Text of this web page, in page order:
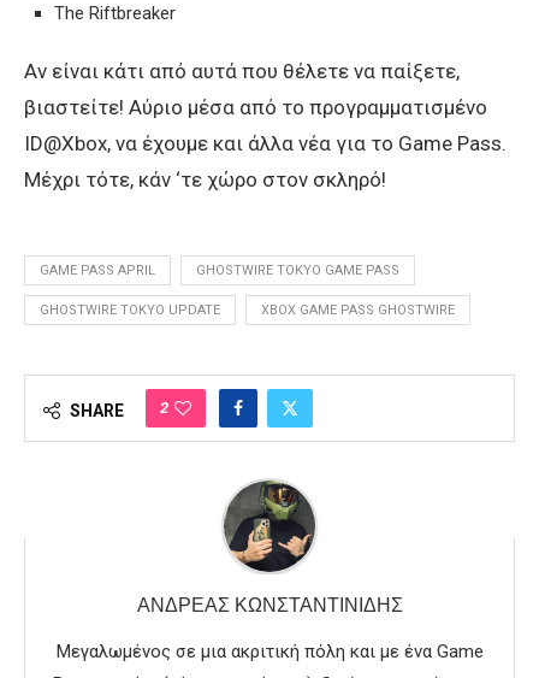
The Riftbreaker
Αν είναι κάτι από αυτά που θέλετε να παίξετε,
βιαστείτε! Αύριο μέσα από το προγραμματισμένο
ID@Xbox, να έχουμε και άλλα νέα για το Game Pass.
Μέχρι τότε, κάν ‘τε χώρο στον σκληρό!
GAME PASS APRIL GHOSTWIRE TOKYO GAME PASS
GHOSTWIRE TOKYO UPDATE XBOX GAME PASS GHOSTWIRE
SHARE 2
ΑΝΔΡΈΑΣ ΚΩΝΣΤΑΝΤΙΝΊΔΗΣ
Μεγαλωμένος σε μια ακριτική πόλη και με ένα Game